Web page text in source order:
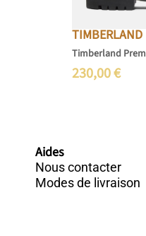
TIMBERLAND
Timberland
230,00€
Aides
Nous contacter
Modes de livraison